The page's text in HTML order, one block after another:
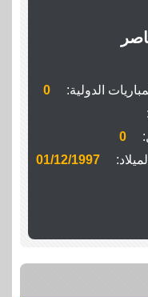
الدولية:
0
0
01/12/1997